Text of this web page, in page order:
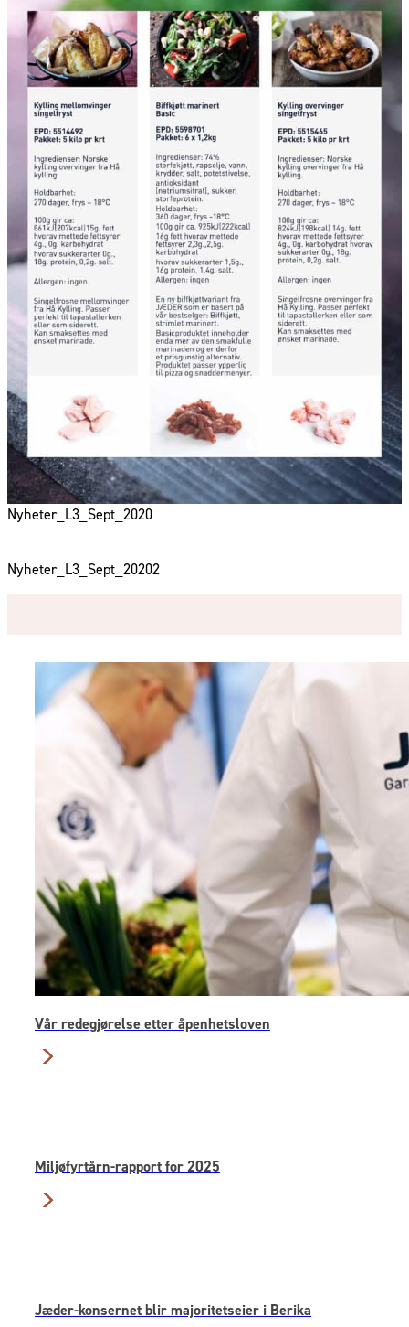
Nyheter_L3_Sept_2020
Nyheter_L3_Sept_20202
Vår redegjørelse etter åpenhetsloven
Miljøfyrtårn-rapport for 2025
Jæder-konsernet blir majoritetseier i Berika